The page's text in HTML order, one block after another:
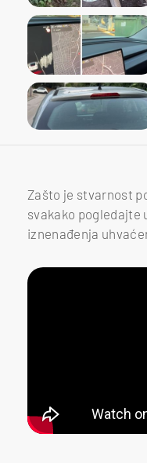
Zašto je stvarnost
svakako pogledajte
iznenađenja